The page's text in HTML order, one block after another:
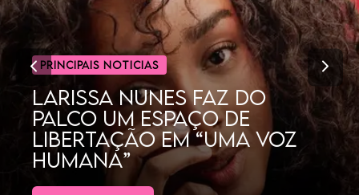
CINEMA
POR QUE AS MULHERES
GOSTAM TANTO DE
DORAMAS?